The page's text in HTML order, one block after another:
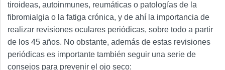
tiroideas, autoinmunes, reumáticas o patologías de la
fibromialgia o la fatiga crónica, y de ahí la importancia de
realizar revisiones oculares periódicas, sobre todo a partir
de los 45 años. No obstante, además de estas revisiones
periódicas es importante también seguir una serie de
consejos para prevenir el ojo seco: